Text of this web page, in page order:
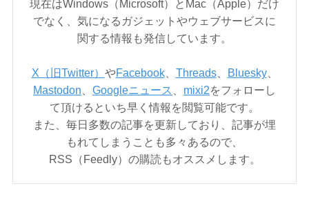
現在はWindows（Microsoft）とMac（Apple）だけ
でなく、気になるガジェットやウェブサービスに
関する情報も発信しています。
X（旧Twitter） やFacebook、 Threads、 Bluesky、
Mastodon
Googleニュース mixi2をフォローし
て頂けるといち早く情報を閲覧可能です。
また、毎日多数の記事を更新しており、記事が埋
もれてしまうことも多々あるので、
RSS（Feedly）の購読もオススメします。